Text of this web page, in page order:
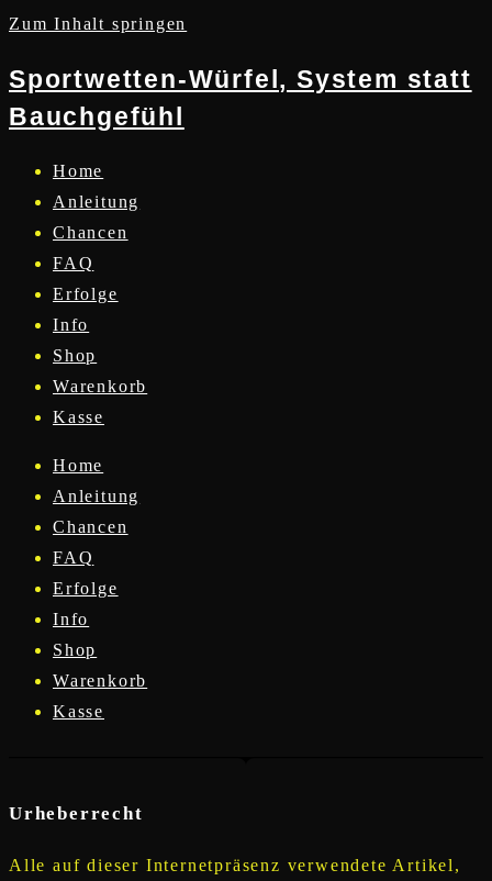
Zum Inhalt springen
Sportwetten-Würfel, System statt
Bauchgefühl
Home
Anleitung
Chancen
FAQ
Erfolge
Info
Shop
Warenkorb
Kasse
Home
Anleitung
Chancen
FAQ
Erfolge
Info
Shop
Warenkorb
Kasse
Urheberrecht
Alle auf dieser Internetpräsenz verwendete Artikel,